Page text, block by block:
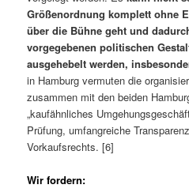
Größenordnung komplett ohne
über die Bühne geht und
vorgegebenen politischen
ausgehebelt werden,
in Hamburg vermuten die
zusammen mit den beiden
„kaufähnliches
Prüfung, umfangreiche
Vorkaufsrechts. [6]
Wir fordern: